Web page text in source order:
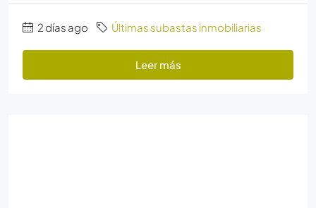
2 días ago Últimas subastas inmobiliarias
Leer más